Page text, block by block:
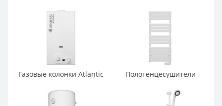
Газовые колонки Atlantic Полотенцесушители